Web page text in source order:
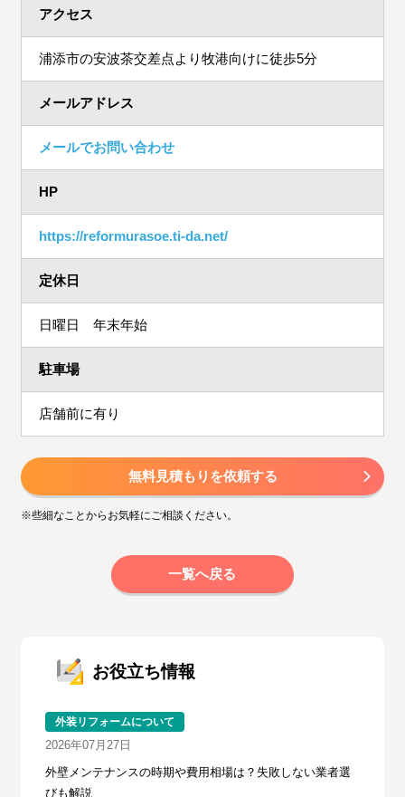
アクセス
浦添市の安波茶交差点より牧港向けに徒歩5分
メールアドレス
メールでお問い合わせ
HP
https://reformurasoe.ti-da.net/
定休日
日曜日 年末年始
駐車場
店舗前に有り
無料見積もりを依頼する
※些細なことからお気軽にご相談ください。
一覧へ戻る
お役立ち情報
外装リフォームについて
2026年07月27日
外壁メンテナンスの時期や費用相場は？失敗しない業者選
びも解説